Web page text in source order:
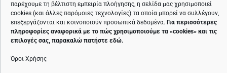
παρέχουμε τη βέλτιστη εμπειρία πλοήγησης, η σελίδα μας χρησιμοποιεί
cookies (και άλλες παρόμοιες τεχνολογίες) τα οποία μπορεί να συλλέγουν,
επεξεργάζονται και κοινοποιούν προσωπικά δεδομένα. Για περισσότερες
πληροφορίες αναφορικά με το πώς χρησιμοποιούμε τα «cookies» και τις
επιλογές σας, παρακαλώ πατήστε εδώ.
Όροι Χρήσης
800 11 24424
Όροι χρήσης